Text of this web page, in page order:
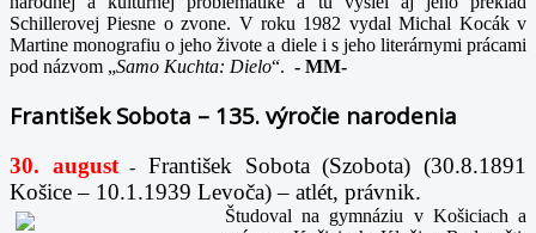
Schillerovej Piesne o zvone. V roku 1982 vydal Michal Kocák v
Martine monografiu o jeho živote a diele i s jeho literárnymi prácami
pod názvom „Samo Kuchta: Dielo“. - MM-
František Sobota – 135. výročie narodenia
30. august-
František Sobota (Szobota) (30.8.1891
Košice – 10.1.1939 Levoča) – atlét, právnik.
Študoval na gymnáziu v Košiciach a